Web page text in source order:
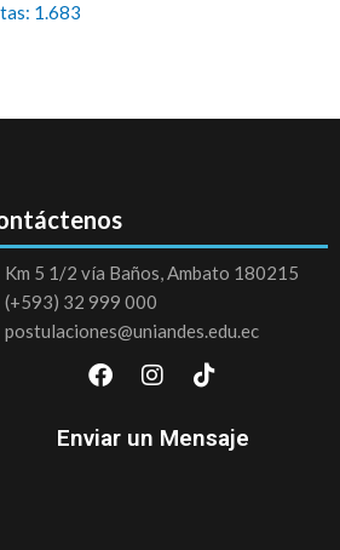
1.683
Km 5 1/2 vía Baños, Ambato 180215
(+593) 32 999 000
postulaciones@uniandes.edu.ec
F
a
e
I
n
t
T
i
t
Enviar un Mensaje